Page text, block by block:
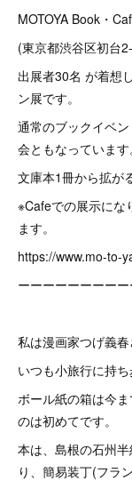
MOTOYA Book・
(東京都渋谷区初台
出展者30名 が着想
ン展です。
通常のブックイベ
会ともなっています
文庫本1冊から拡が
※Cafeでの展示にな
ます。
https://www.mo-to-
ーーーーーーーー
私は漫画家つげ義春
いつも小旅行に持ち
ボール紙の箱は今
のは初めてです。
本は、島根の石州
り、簡易装丁(フラ